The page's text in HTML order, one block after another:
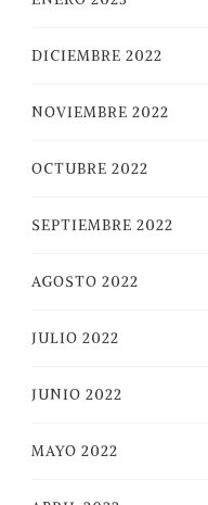
DICIEMBRE 2022
NOVIEMBRE 2022
OCTUBRE 2022
SEPTIEMBRE 2022
AGOSTO 2022
JULIO 2022
JUNIO 2022
MAYO 2022